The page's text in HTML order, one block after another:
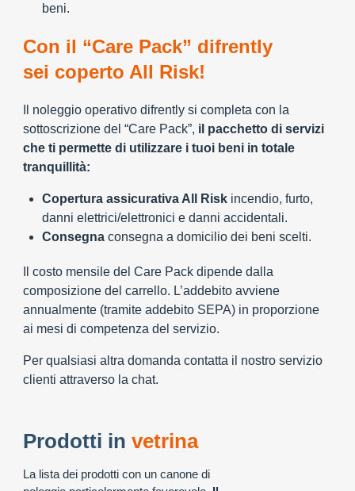
beni.
Con il “Care Pack” difrently
sei coperto All Risk!
Il noleggio operativo difrently si completa con la
sottoscrizione del “Care Pack”, il pacchetto di servizi
che ti permette di utilizzare i tuoi beni in totale
tranquillità:
Copertura assicurativa All Risk incendio, furto,
danni elettrici/elettronici e danni accidentali.
Consegna consegna a domicilio dei beni scelti.
Il costo mensile del Care Pack dipende dalla
composizione del carrello. L’addebito avviene
annualmente (tramite addebito SEPA) in proporzione
ai mesi di competenza del servizio.
Per qualsiasi altra domanda contatta il nostro servizio
clienti attraverso la chat.
Prodotti in vetrina
La lista dei prodotti con un canone di